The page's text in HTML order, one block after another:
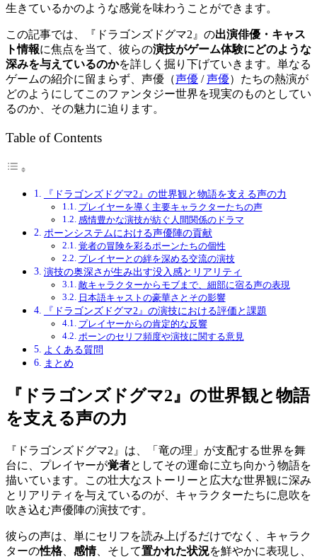
生きているかのような感覚を味わうことができます。
この記事では、『ドラゴンズドグマ2』の出演俳優・キャス
ト情報に焦点を当て、彼らの演技がゲーム体験にどのような
深みを与えているのかを詳しく掘り下げていきます。単なる
ゲームの紹介に留まらず、 声優（声優 /声優） たちの熱演が
どのようにしてこのファンタジー世界を現実のものとしてい
るのか、その魅力に迫ります。
Table of Contents
『ドラゴンズドグマ2』の世界観と物語を支える声の力
プレイヤーを導く主要キャラクターたちの声
感情豊かな演技が紡ぐ人間関係のドラマ
ポーンシステムにおける声優陣の貢献
覚者の冒険を彩るポーンたちの個性
プレイヤーとの絆を深める交流の演技
演技の奥深さが生み出す没入感とリアリティ
敵キャラクターからモブまで、細部に宿る声の表現
日本語キャストの豪華さとその影響
『ドラゴンズドグマ2』の演技における評価と課題
プレイヤーからの肯定的な反響
ポーンのセリフ頻度や演技に関する意見
よくある質問
まとめ
『ドラゴンズドグマ2』の世界観と物語
を支える声の力
『ドラゴンズドグマ2』は、「竜の理」が支配する世界を舞
台に、プレイヤーが覚者としてその運命に立ち向かう物語を
描いています。この壮大なストーリーと広大な世界観に深み
とリアリティを与えているのが、キャラクターたちに息吹を
吹き込む声優陣の演技です。
彼らの声は、単にセリフを読み上げるだけでなく、キャラク
ターの性格、 感情、そして置かれた状況を鮮やかに表現し、